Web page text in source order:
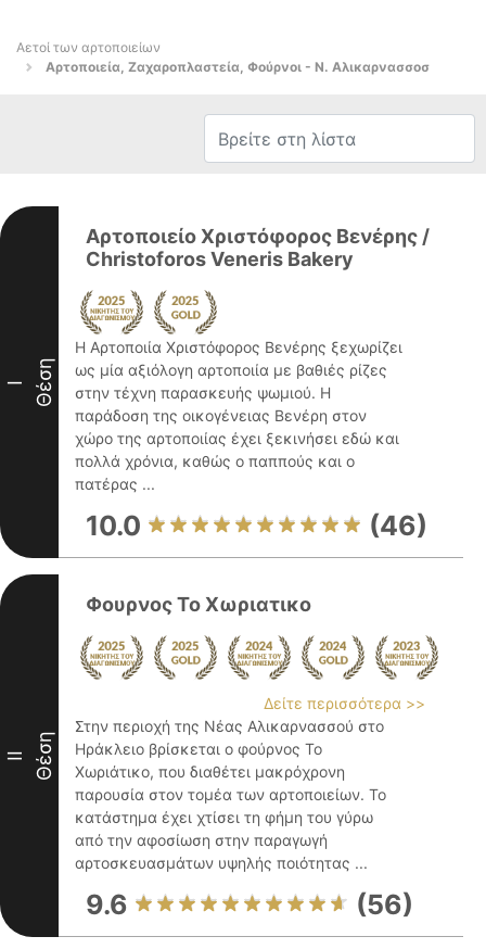
Αετοί των αρτοποιείων
Αρτοποιεία, Ζαχαροπλαστεία, Φούρνοι - Ν. Αλικαρνασσοσ
I Θέση
Αρτοποιείο Χριστόφορος Βενέρης /
Christoforos Veneris Bakery
Η Αρτοποιία Χριστόφορος Βενέρης ξεχωρίζει
ως μία αξιόλογη αρτοποιία με βαθιές ρίζες
στην τέχνη παρασκευής ψωμιού. Η
παράδοση της οικογένειας Βενέρη στον
χώρο της αρτοποιίας έχει ξεκινήσει εδώ και
πολλά χρόνια, καθώς ο παππούς και ο
πατέρας ...
10.0 (46)
II Θέση
Φουρνος Το Χωριατικο
Δείτε περισσότερα >>
Στην περιοχή της Νέας Αλικαρνασσού στο
Ηράκλειο βρίσκεται ο φούρνος Το
Χωριάτικο, που διαθέτει μακρόχρονη
παρουσία στον τομέα των αρτοποιείων. Το
κατάστημα έχει χτίσει τη φήμη του γύρω
από την αφοσίωση στην παραγωγή
αρτοσκευασμάτων υψηλής ποιότητας ...
9.6 (56)